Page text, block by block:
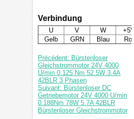
Verbindung
U V W
Gelb
GRN Blau Rot
Précédent: Bürstenloser
Gleichstrommotor 24V 4000
U/min 0.125 Nm 52.5W 3.4A
42BLR 3 Phasen
Suivant: Bürstenloser DC
Getriebemotor 24V 4000 U/min
0.188Nm 78W 5.7A 42BLR
Bürstenloser Gleichstrommotor